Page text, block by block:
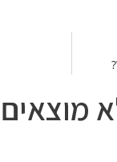
מוצאים